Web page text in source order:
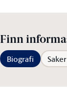
Finn
Biografi